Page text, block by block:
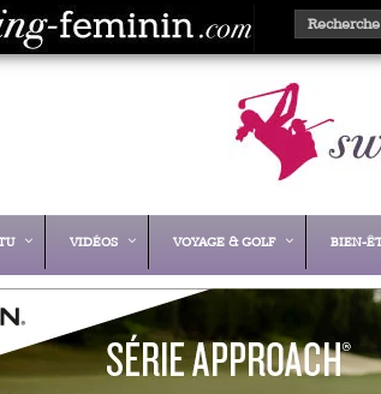
VIDÉOS VOYAGE & GOLF BIEN-